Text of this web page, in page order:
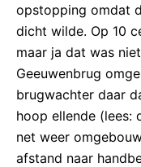
opstopping omdat
dicht wilde. Op 10
maar ja dat was
Geeuwenbrug
brugwachter daar
hoop ellende (lees:
net weer
afstand naar